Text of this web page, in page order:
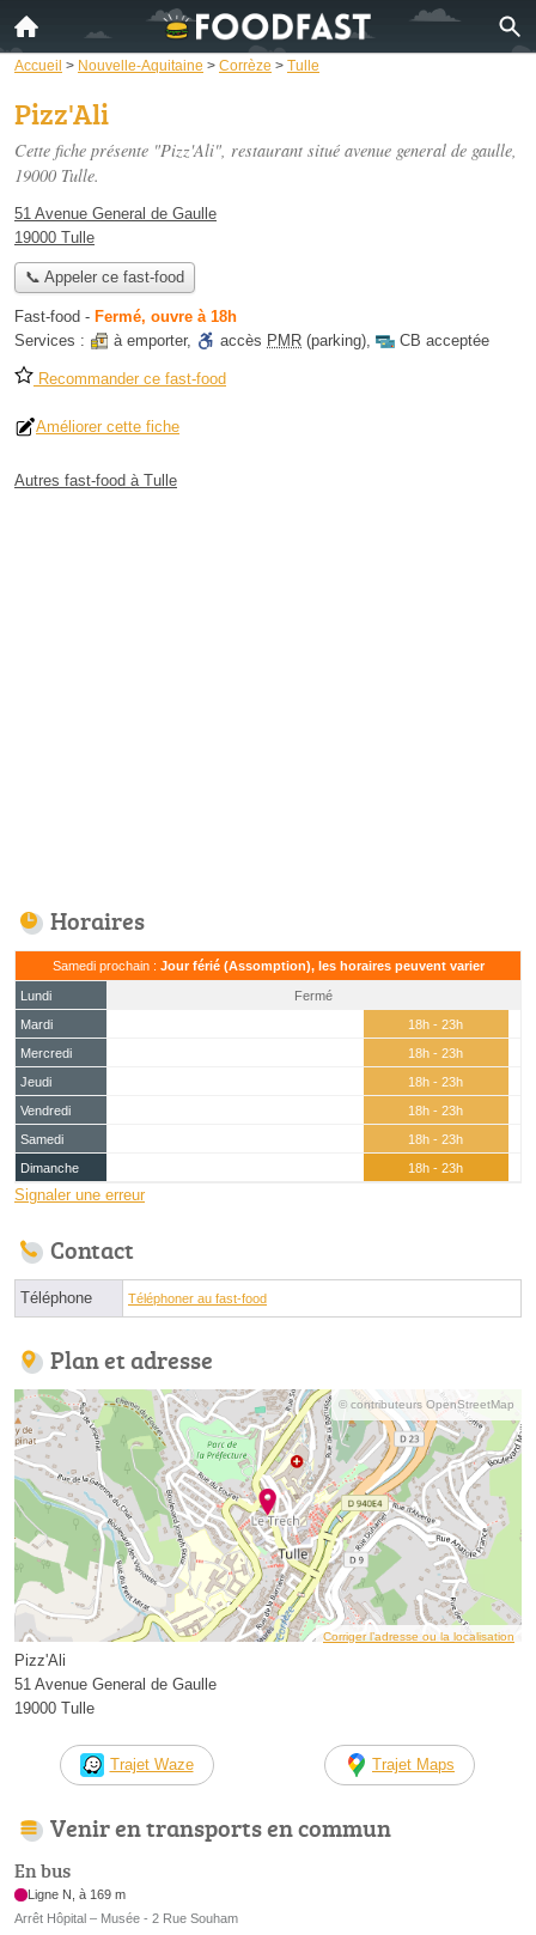
Accueil > Nouvelle-Aquitaine > Corrèze > Tulle
Pizz'Ali
Cette fiche présente "Pizz'Ali", restaurant situé avenue general de gaulle,
19000 Tulle.
51 Avenue General de Gaulle
19000 Tulle
📞 Appeler ce fast-food
Fast-food - Fermé, ouvre à 18h
Services :
à emporter, accès PMR (parking), CB acceptée
Recommander ce fast-food
Améliorer cette fiche
Autres fast-food à Tulle
Horaires
Samedi prochain : Jour férié (Assomption), les horaires peuvent varier
Lundi
Fermé
Mardi
18h - 23h
Mercredi
18h - 23h
Jeudi
18h - 23h
Vendredi
18h - 23h
Samedi
18h - 23h
Dimanche
18h - 23h
Signaler une erreur
Contact
Téléphone Téléphoner au fast-food
Plan et adresse
© contributeurs OpenStreetMap
Corriger l’adresse ou la localisation
Pizz'Ali
51 Avenue General de Gaulle
19000 Tulle
Trajet Waze Trajet Maps
Venir en transports en commun
En bus
Ligne N, à 169 m
Arrêt Hôpital – Musée - 2 Rue Souham